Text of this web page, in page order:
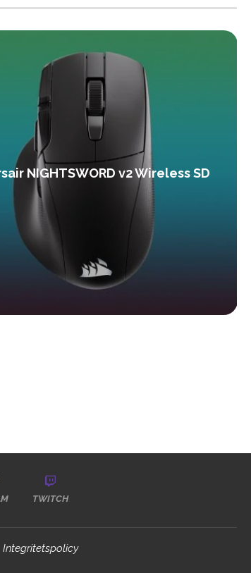
NIGHTSWORD v2 Wireless SD
TWITCH
Integritetspolicy